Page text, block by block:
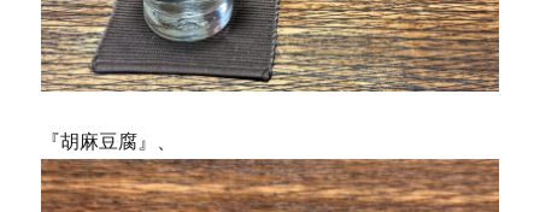
『胡麻豆腐』、